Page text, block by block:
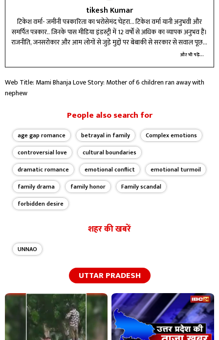
tikesh Kumar
टिकेश वर्मा- जमीनी पत्रकारिता का भरोसेमंद चेहरा... टिकेश वर्मा यानी अनुभवी और
समर्पित पत्रकार.. जिनके पास मीडिया इंडस्ट्री में 12 वर्षों से अधिक का व्यापक अनुभव हैं।
राजनीति, जनसरोकार और आम लोगों से जुड़े मुद्दों पर बेबाकी से सरकार से सवाल पूछता
हूं। पेशेवर पत्रकारिता के अलावा फिल्में देखना, क्रिकेट खेलना और किताबें पढ़ना मुझे
और भी पढ़ें...
Web Title: Mami Bhanja Love Story: Mother of 6 children ran away with
nephew
People also search for
age gap romance betrayal in family
Complex emotions
controversial love
cultural boundaries
dramatic romance
emotional conflict
emotional turmoil
family drama
family honor
Family scandal
forbidden desire
शहर की खबरें
UNNAO
UTTAR PRADESH